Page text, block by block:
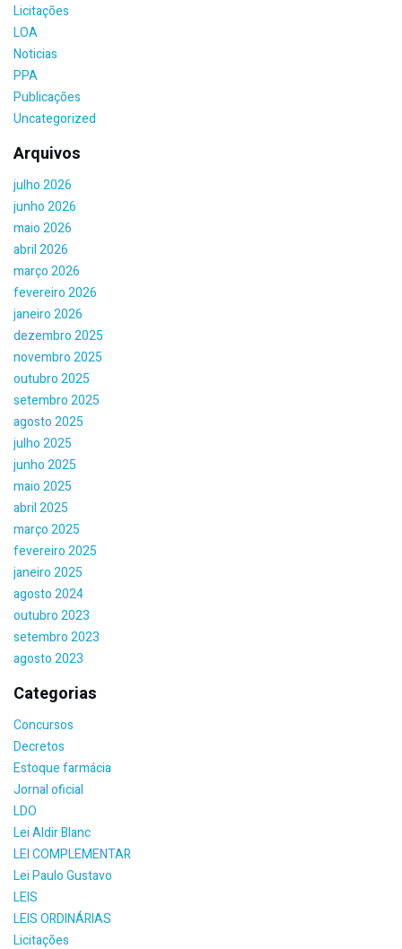
Licitações
LOA
Noticias
PPA
Publicações
Uncategorized
Arquivos
julho 2026
junho 2026
maio 2026
abril 2026
março 2026
fevereiro 2026
janeiro 2026
dezembro 2025
novembro 2025
outubro 2025
setembro 2025
agosto 2025
julho 2025
junho 2025
maio 2025
abril 2025
março 2025
fevereiro 2025
janeiro 2025
agosto 2024
outubro 2023
setembro 2023
agosto 2023
Categorias
Concursos
Decretos
Estoque farmácia
Jornal oficial
LDO
Lei Aldir Blanc
LEI COMPLEMENTAR
Lei Paulo Gustavo
LEIS
LEIS ORDINÁRIAS
Licitações